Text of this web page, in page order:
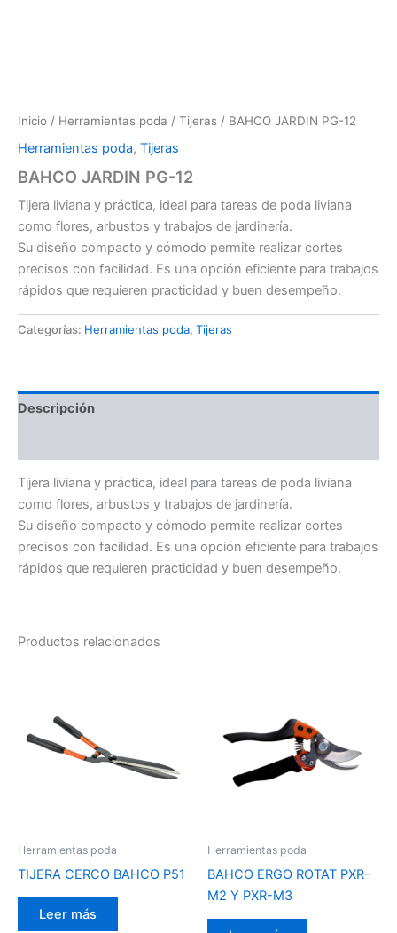
Inicio / Herramientas poda / Tijeras / BAHCO JARDIN PG-12
Herramientas poda, Tijeras
BAHCO JARDIN PG-12
Tijera liviana y práctica, ideal para tareas de poda liviana
como flores, arbustos y trabajos de jardinería.
Su diseño compacto y cómodo permite realizar cortes
precisos con facilidad. Es una opción eficiente para trabajos
rápidos que requieren practicidad y buen desempeño.
Categorías: Herramientas poda, Tijeras
Descripción
Tijera liviana y práctica, ideal para tareas de poda liviana
como flores, arbustos y trabajos de jardinería.
Su diseño compacto y cómodo permite realizar cortes
precisos con facilidad. Es una opción eficiente para trabajos
rápidos que requieren practicidad y buen desempeño.
Productos relacionados
Herramientas poda
TIJERA CERCO BAHCO P51
Leer más
Herramientas poda
BAHCO ERGO ROTAT PXR-
M2 Y PXR-M3